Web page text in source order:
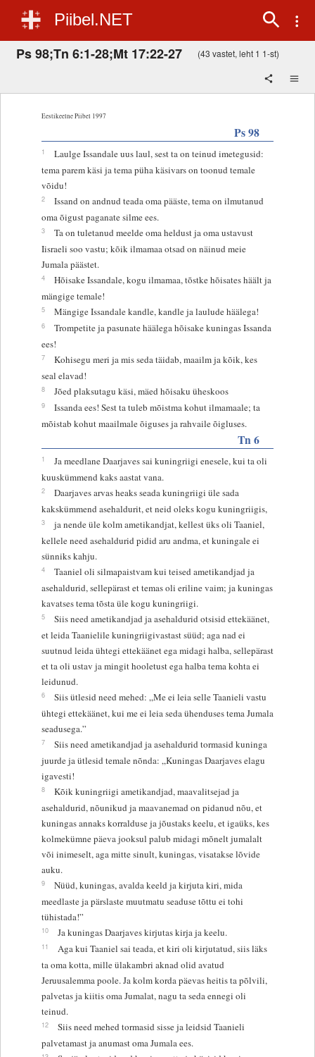
Piibel.NET
Ps 98;Tn 6:1-28;Mt 17:22-27 (43 vastet, leht 1 1-st)
Eestikeelne Piibel 1997
Ps 98
1
Laulge Issandale uus laul, sest ta on teinud imetegusid:
tema parem käsi ja tema püha käsivars on toonud temale
võidu!
2
Issand on andnud teada oma pääste, tema on ilmutanud
oma õigust paganate silme ees.
3
Ta on tuletanud meelde oma heldust ja oma ustavust
Iisraeli soo vastu; kõik ilmamaa otsad on näinud meie
Jumala päästet.
4
Hõisake Issandale, kogu ilmamaa, tõstke hõisates häält ja
mängige temale!
5 Mängige Issandale kandle, kandle ja laulude häälega!
6
Trompetite ja pasunate häälega hõisake kuningas Issanda
ees!
7
Kohisegu meri ja mis seda täidab, maailm ja kõik, kes
seal elavad!
8 Jõed plaksutagu käsi, mäed hõisaku üheskoos
9
Issanda ees! Sest ta tuleb mõistma kohut ilmamaale; ta
mõistab kohut maailmale õiguses ja rahvaile õigluses.
Tn 6
1
Ja meedlane Daarjaves sai kuningriigi enesele, kui ta oli
kuuskümmend kaks aastat vana.
2
Daarjaves arvas heaks seada kuningriigi üle sada
kakskümmend asehaldurit, et neid oleks kogu kuningriigis,
3
ja nende üle kolm ametikandjat, kellest üks oli Taaniel,
kellele need asehaldurid pidid aru andma, et kuningale ei
sünniks kahju.
4
Taaniel oli silmapaistvam kui teised ametikandjad ja
asehaldurid, sellepärast et temas oli eriline vaim; ja kuningas
kavatses tema tõsta üle kogu kuningriigi.
5
Siis need ametikandjad ja asehaldurid otsisid ettekäänet,
et leida Taanielile kuningriigivastast süüd; aga nad ei
suutnud leida ühtegi ettekäänet ega midagi halba, sellepärast
et ta oli ustav ja mingit hooletust ega halba tema kohta ei
leidunud.
6
Siis ütlesid need mehed: „Me ei leia selle Taanieli vastu
ühtegi ettekäänet, kui me ei leia seda ühenduses tema Jumala
seadusega.”
7
Siis need ametikandjad ja asehaldurid tormasid kuninga
juurde ja ütlesid temale nõnda: „Kuningas Daarjaves elagu
igavesti!
8
Kõik kuningriigi ametikandjad, maavalitsejad ja
asehaldurid, nõunikud ja maavanemad on pidanud nõu, et
kuningas annaks korralduse ja jõustaks keelu, et igaüks, kes
kolmekümne päeva jooksul palub midagi mõnelt jumalalt
või inimeselt, aga mitte sinult, kuningas, visatakse lõvide
auku.
9
Nüüd, kuningas, avalda keeld ja kirjuta kiri, mida
meedlaste ja pärslaste muutmatu seaduse tõttu ei tohi
tühistada!”
10 Ja kuningas Daarjaves kirjutas kirja ja keelu.
11
Aga kui Taaniel sai teada, et kiri oli kirjutatud, siis läks
ta oma kotta, mille ülakambri aknad olid avatud
Jeruusalemma poole. Ja kolm korda päevas heitis ta põlvili,
palvetas ja kiitis oma Jumalat, nagu ta seda ennegi oli
teinud.
12
Siis need mehed tormasid sisse ja leidsid Taanieli
palvetamast ja anumast oma Jumala ees.